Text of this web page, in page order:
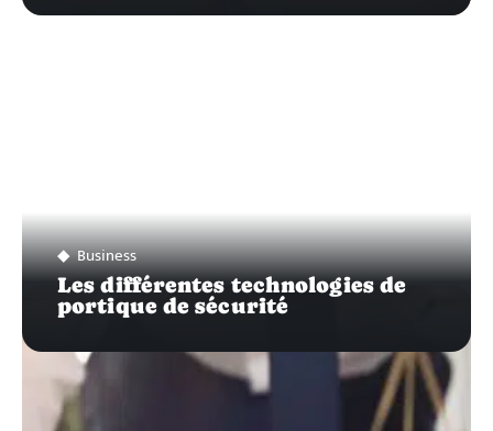
Business
Les différentes technologies de
portique de sécurité